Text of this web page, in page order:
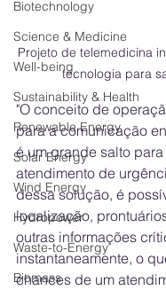
Biotechnology
Science & Medicine
Well-being
Sustainability & Health
Renewable Energy
Solar Energy
Wind Energy
Hydropower
Waste-to-Energy
Biomass
Projeto de telemedicina
tecnologia para
"O conceito de
para a comunicação
é um grande salto
atendimento de
dessa solução, é
localização,
outras informações
instantaneamente, o
chances de um